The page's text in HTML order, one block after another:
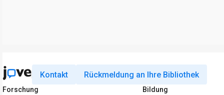
Kontakt Rückmeldung an Ihre Bibliothek
Forschung
Bildung